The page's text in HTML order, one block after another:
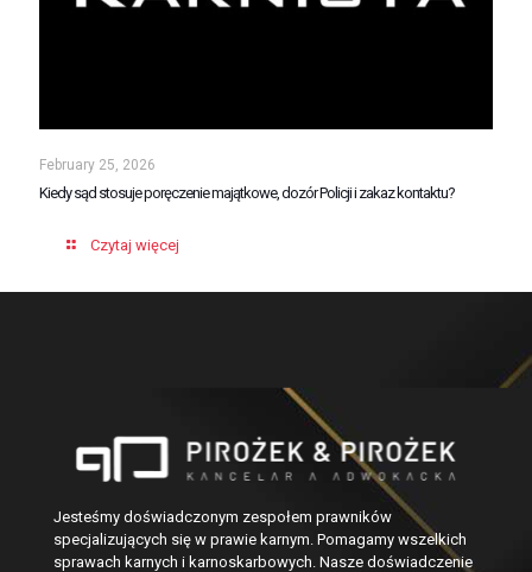
February 25, 2026
Kiedy sąd stosuje poręczenie majątkowe, dozór Policji i zakaz kontaktu?
Czytaj więcej
Jesteśmy doświadczonym zespołem prawników
specjalizujących się w prawie karnym. Pomagamy wszelkich
sprawach karnych i karnoskarbowych. Nasze doświadczenie